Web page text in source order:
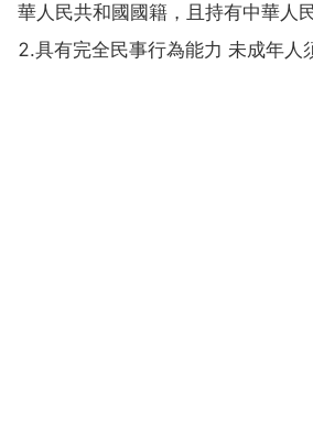
詢，也可以選...
華人民共和國國籍，且持有中華人
2.具有完全民事行為能力 未成年人